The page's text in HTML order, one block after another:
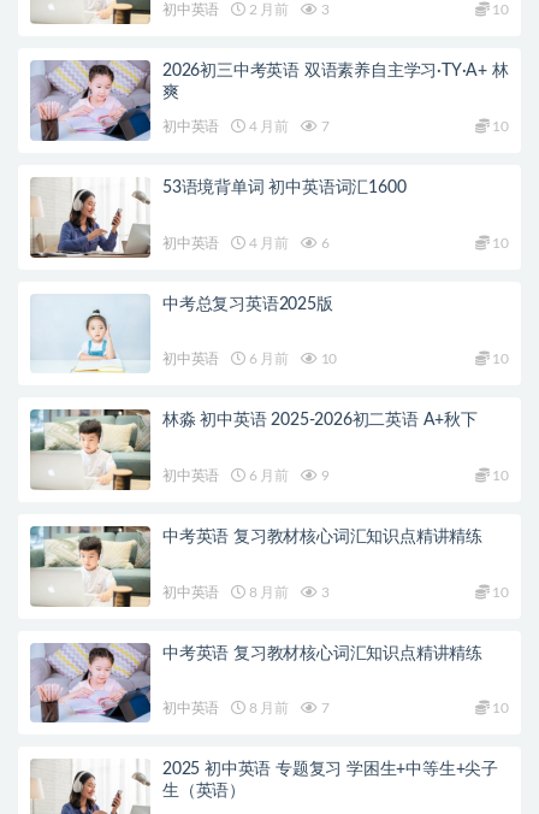
初中英语 2 月前 3 10
2026初三中考英语 双语素养自主学习·TY·A+ 林
爽
初中英语 4 月前 7 10
53语境背单词 初中英语词汇1600
初中英语 4 月前 6 10
中考总复习英语2025版
初中英语 6 月前 10 10
林淼 初中英语 2025-2026初二英语 A+秋下
初中英语 6 月前 9 10
中考英语 复习教材核心词汇知识点精讲精练
初中英语 8 月前 3 10
中考英语 复习教材核心词汇知识点精讲精练
初中英语 8 月前 7 10
2025 初中英语 专题复习 学困生+中等生+尖子
生（英语）